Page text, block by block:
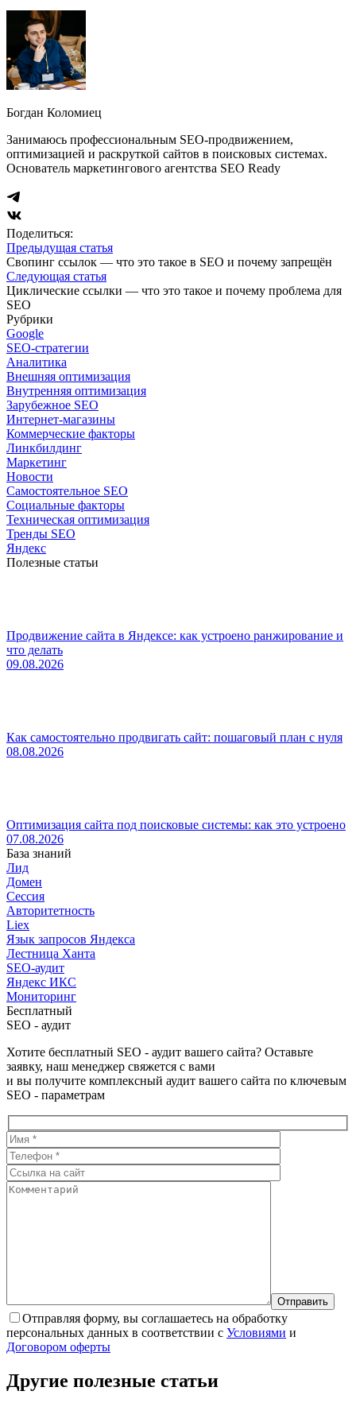
Богдан Коломиец
Занимаюсь профессиональным SEO-продвижением,
оптимизацией и раскруткой сайтов в поисковых системах.
Основатель маркетингового агентства SEO Ready
Поделиться:
Предыдущая статья
Свопинг ссылок — что это такое в SEO и почему запрещён
Следующая статья
Циклические ссылки — что это такое и почему проблема для
SEO
Рубрики
Google
SEO-стратегии
Аналитика
Внешняя оптимизация
Внутренняя оптимизация
Зарубежное SEO
Интернет-магазины
Коммерческие факторы
Линкбилдинг
Маркетинг
Новости
Самостоятельное SEO
Социальные факторы
Техническая оптимизация
Тренды SEO
Яндекс
Полезные статьи
Продвижение сайта в Яндексе: как устроено ранжирование и
что делать
09.08.2026
Как самостоятельно продвигать сайт: пошаговый план с нуля
08.08.2026
Оптимизация сайта под поисковые системы: как это устроено
07.08.2026
База знаний
Лид
Домен
Сессия
Авторитетность
Liex
Язык запросов Яндекса
Лестница Ханта
SEO-аудит
Яндекс ИКС
Мониторинг
Бесплатный
SEO - аудит
Хотите бесплатный SEO - аудит вашего сайта? Оставьте
заявку, наш менеджер свяжется с вами
и вы получите комплексный аудит вашего сайта по ключевым
SEO - параметрам
Отправляя форму, вы соглашаетесь на обработку
персональных данных в соответствии с Условиями и
Договором оферты
Другие полезные статьи